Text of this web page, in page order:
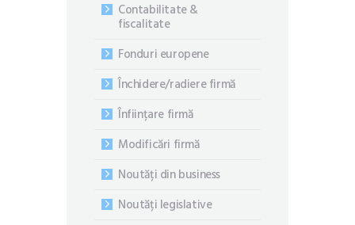
Contabilitate &
fiscalitate
Fonduri europene
Închidere/radiere firmă
Înființare firmă
Modificări firmă
Noutăți din business
Noutăți legislative